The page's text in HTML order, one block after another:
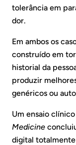
tolerância em
dor.
Em ambos os
construído em
historial da
produzir
genéricos ou
Um ensaio
Medicine
digital